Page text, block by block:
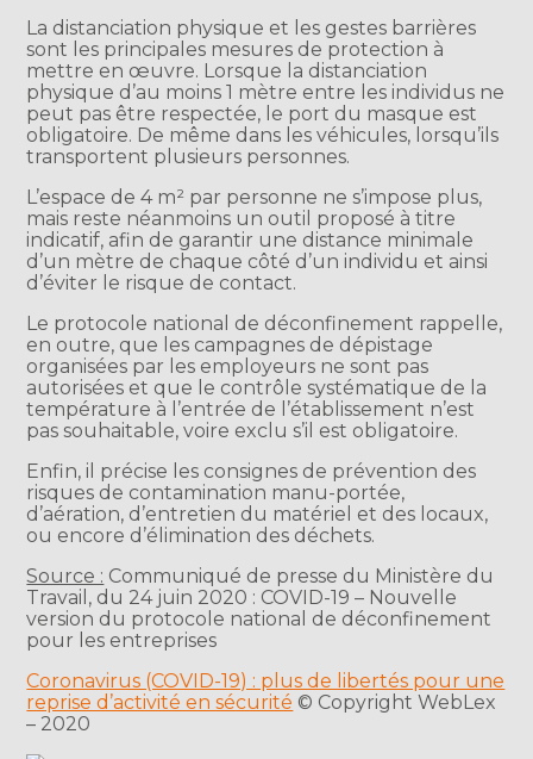
La distanciation physique et les gestes barrières
sont les principales mesures de protection à
mettre en œuvre. Lorsque la distanciation
physique d’au moins 1 mètre entre les individus ne
peut pas être respectée, le port du masque est
obligatoire. De même dans les véhicules, lorsqu’ils
transportent plusieurs personnes.
L’espace de 4 m² par personne ne s’impose plus,
mais reste néanmoins un outil proposé à titre
indicatif, afin de garantir une distance minimale
d’un mètre de chaque côté d’un individu et ainsi
d’éviter le risque de contact.
Le protocole national de déconfinement rappelle,
en outre, que les campagnes de dépistage
organisées par les employeurs ne sont pas
autorisées et que le contrôle systématique de la
température à l’entrée de l’établissement n’est
pas souhaitable, voire exclu s’il est obligatoire.
Enfin, il précise les consignes de prévention des
risques de contamination manu-portée,
d’aération, d’entretien du matériel et des locaux,
ou encore d’élimination des déchets.
Source : Communiqué de presse du Ministère du
Travail, du 24 juin 2020 : COVID-19 – Nouvelle
version du protocole national de déconfinement
pour les entreprises
Coronavirus (COVID-19) : plus de libertés pour une
reprise d’activité en sécurité © Copyright WebLex
– 2020